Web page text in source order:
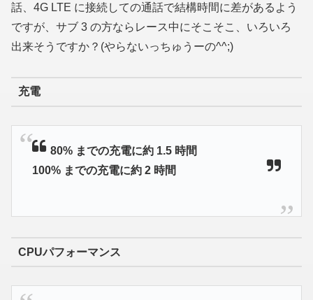
話、4G LTE に接続しての通話で結構時間に差があるよう
ですが、サブ 3 の方ならレース中にそこそこ、いろいろ
出来そうですか？(やらないっちゅうーの^^;)
充電
80% までの充電に約 1.5 時間
100% までの充電に約 2 時間
CPUパフォーマンス